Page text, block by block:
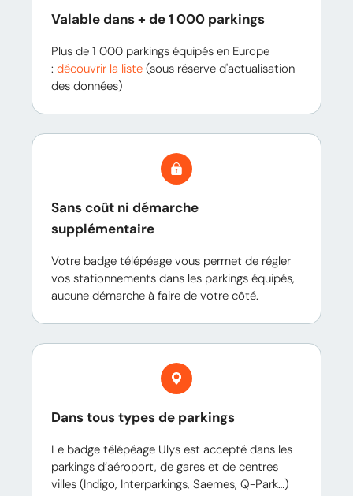
Valable dans + de 1 000 parkings
Plus de 1 000 parkings équipés en Europe
: découvrir la liste (sous réserve d'actualisation
des données)
Sans coût ni démarche
supplémentaire
Votre badge télépéage vous permet de régler
vos stationnements dans les parkings équipés,
aucune démarche à faire de votre côté.
Dans tous types de parkings
Le badge télépéage Ulys est accepté dans les
parkings d’aéroport, de gares et de centres
villes (Indigo, Interparkings, Saemes, Q-Park…)